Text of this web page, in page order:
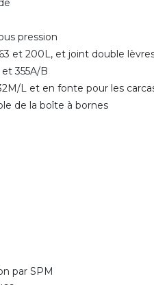
pression
et 200L, et joint double
355A/B
L et en fonte pour les
de la boîte à bornes
par SPM